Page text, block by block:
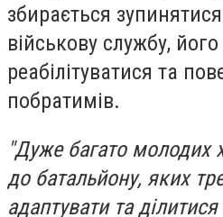
збирається
військову службу,
реабілітуватися та
побратимів.
"Дуже багато молодих
до батальйону, яких
адаптувати та